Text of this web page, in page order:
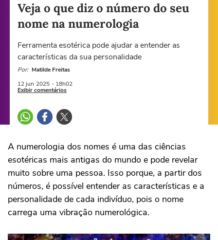
Veja o que diz o número do seu
nome na numerologia
Ferramenta esotérica pode ajudar a entender as
características da sua personalidade
Por: Matilde Freitas
12 jun 2025 - 18h02
Exibir comentários
A numerologia dos nomes é uma das ciências
esotéricas mais antigas do mundo e pode revelar
muito sobre uma pessoa. Isso porque, a partir dos
números, é possível entender as características e a
personalidade de cada indivíduo, pois o nome
carrega uma vibração numerológica.